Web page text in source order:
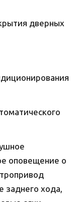
дверных
оповещение о
заднего хода,